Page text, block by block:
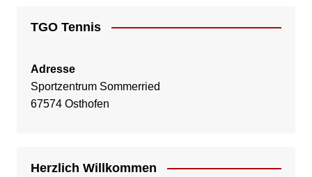
TGO Tennis
Adresse
Sportzentrum Sommerried
67574 Osthofen
Herzlich Willkommen